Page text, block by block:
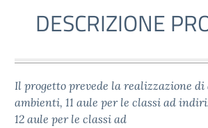
DESCRIZIONE
Il progetto prevede la realizzazione di
ambienti, 11 aule per le classi ad
12 aule per le classi ad